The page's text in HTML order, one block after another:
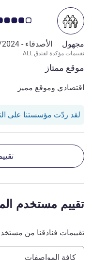
موقع ممتاز
ملاحظة أراء
مجهول الأصدقاء -
تقييمات مؤكدة لفندق ALL
اقتصادي وموقع مميز
لقد ردّت مؤسستنا على
تقييمات
تقييم مستخدم
تقييمات فنادقنا من
كافة المواصفات